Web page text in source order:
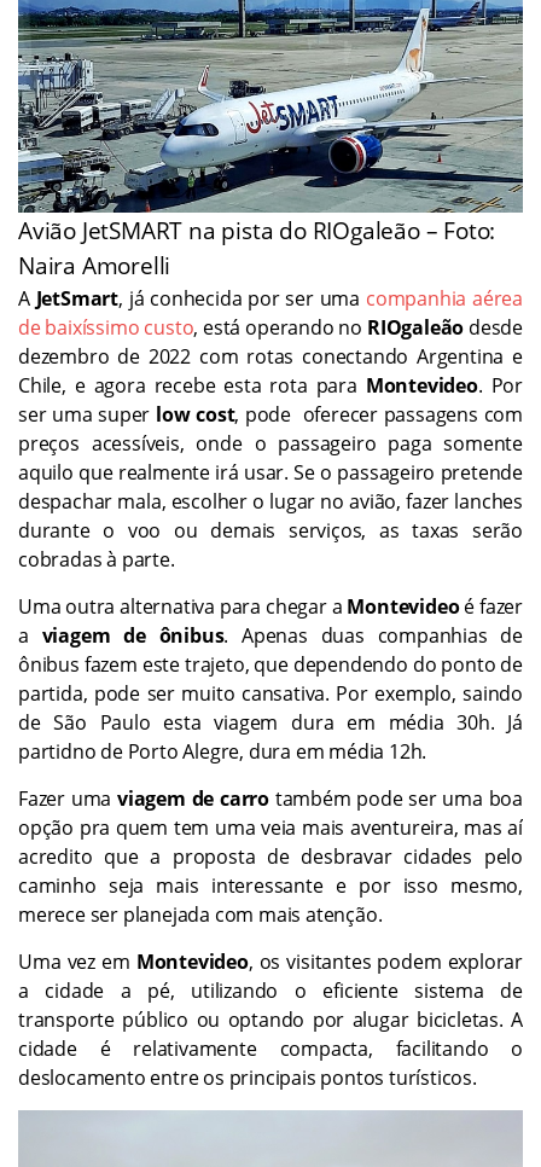
Avião JetSMART na pista do RIOgaleão – Foto:
Naira Amorelli
A JetSmart, já conhecida por ser uma companhia aérea
de baixíssimo custo, está operando no RIOgaleão desde
dezembro de 2022 com rotas conectando Argentina e
Chile, e agora recebe esta rota para Montevideo. Por
ser uma super low cost, pode oferecer passagens com
preços acessíveis, onde o passageiro paga somente
aquilo que realmente irá usar. Se o passageiro pretende
despachar mala, escolher o lugar no avião, fazer lanches
durante o voo ou demais serviços, as taxas serão
cobradas à parte.
Uma outra alternativa para chegar a Montevideoé fazer
a viagem de ônibus. Apenas duas companhias de
ônibus fazem este trajeto, que dependendo do ponto de
partida, pode ser muito cansativa. Por exemplo, saindo
de São Paulo esta viagem dura em média 30h. Já
partidno de Porto Alegre, dura em média 12h.
Fazer uma viagem de carrotambém pode ser uma boa
opção pra quem tem uma veia mais aventureira, mas aí
acredito que a proposta de desbravar cidades pelo
caminho seja mais interessante e por isso mesmo,
merece ser planejada com mais atenção.
Uma vez em Montevideo, os visitantes podem explorar
a cidade a pé, utilizando o eficiente sistema de
transporte público ou optando por alugar bicicletas. A
cidade é relativamente compacta, facilitando o
deslocamento entre os principais pontos turísticos.